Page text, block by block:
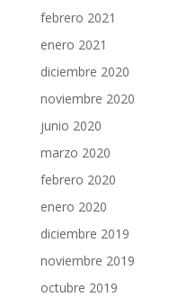
febrero 2021
enero 2021
diciembre 2020
noviembre 2020
junio 2020
marzo 2020
febrero 2020
enero 2020
diciembre 2019
noviembre 2019
octubre 2019